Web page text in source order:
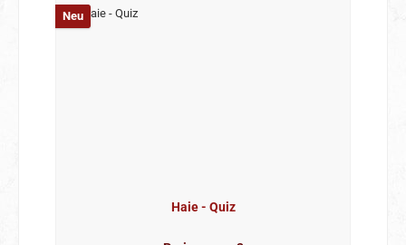
Neu
Haie - Quiz